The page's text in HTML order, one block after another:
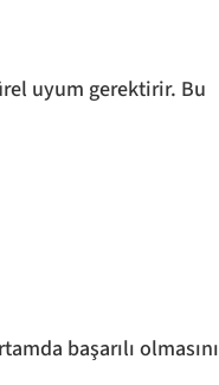
uyum gerektirir. Bu
başarılı olmasını